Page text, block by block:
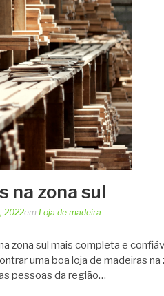
na zona sul
2022em Loja de madeira
zona sul mais completa e
uma boa loja de madeiras na
pessoas da região…